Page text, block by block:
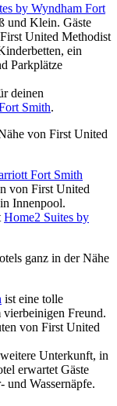
by Wyndham Fort
und Klein. Gäste
United Methodist
ein
Parkplätze
deinen
Smith.
von First United
Fort Smith
von First United
Innenpool.
Home2 Suites by
ganz in der Nähe
ist eine tolle
Freund.
von First United
Unterkunft, in
erwartet Gäste
und Wassernäpfe.